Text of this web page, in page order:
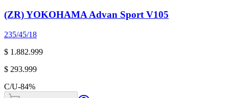
(ZR) YOKOHAMA Advan Sport V105
235/45/18
$ 1.882.999
$ 293.999
C/U-84%